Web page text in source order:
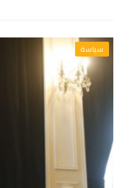
سياسة